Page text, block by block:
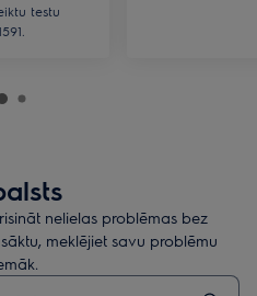
testu
nelielas problēmas bez
meklējiet savu problēmu